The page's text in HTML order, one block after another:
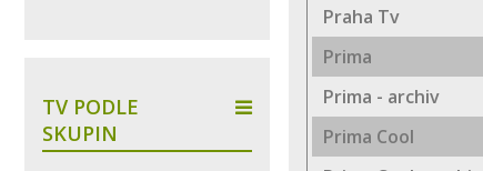
TV PODLE
SKUPIN
Praha Tv
Prima
Prima - archiv
Prima Cool